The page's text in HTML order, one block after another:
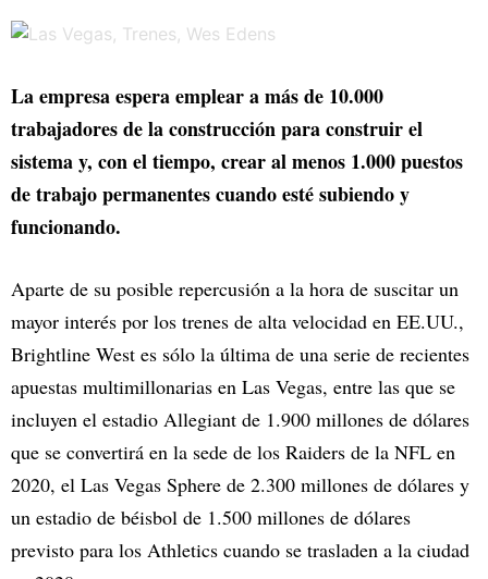
La empresa espera emplear a más de 10.000
trabajadores de la construcción para construir el
sistema y, con el tiempo, crear al menos 1.000 puestos
de trabajo permanentes cuando esté subiendo y
funcionando.
Aparte de su posible repercusión a la hora de suscitar un
mayor interés por los trenes de alta velocidad en EE.UU.,
Brightline West es sólo la última de una serie de recientes
apuestas multimillonarias en Las Vegas, entre las que se
incluyen el estadio Allegiant de 1.900 millones de dólares
que se convertirá en la sede de los Raiders de la NFL en
2020, el Las Vegas Sphere de 2.300 millones de dólares y
un estadio de béisbol de 1.500 millones de dólares
previsto para los Athletics cuando se trasladen a la ciudad